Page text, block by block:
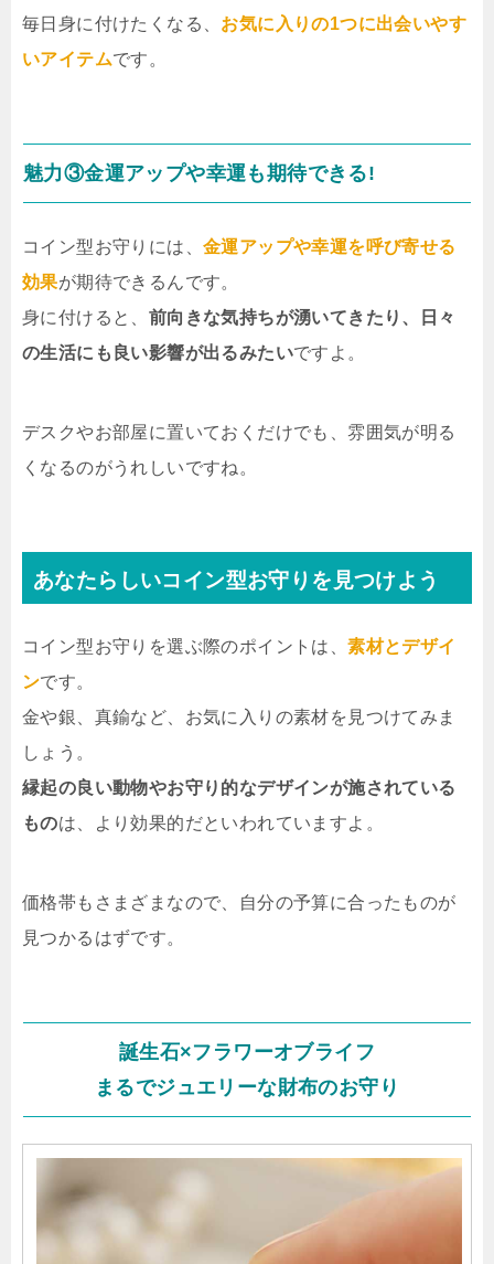
毎日身に付けたくなる、 お気に入りの1つに出会いやす
いアイテムです。
魅力③金運アップや幸運も期待できる!
コイン型お守りには、 金運アップや幸運を呼び寄せる
効果が期待できるんです。
身に付けると、 前向きな気持ちが湧いてきたり、日々
の生活にも良い影響が出るみたいですよ。
デスクやお部屋に置いておくだけでも、雰囲気が明る
くなるのがうれしいですね。
あなたらしいコイン型お守りを見つけよう
コイン型お守りを選ぶ際のポイントは、素材とデザイ
ンです。
金や銀、真鍮など、お気に入りの素材を見つけてみま
しょう。
縁起の良い動物やお守り的なデザインが施されている
ものは、より効果的だといわれていますよ。
価格帯もさまざまなので、自分の予算に合ったものが
見つかるはずです。
誕生石×フラワーオブライフ
まるでジュエリーな財布のお守り